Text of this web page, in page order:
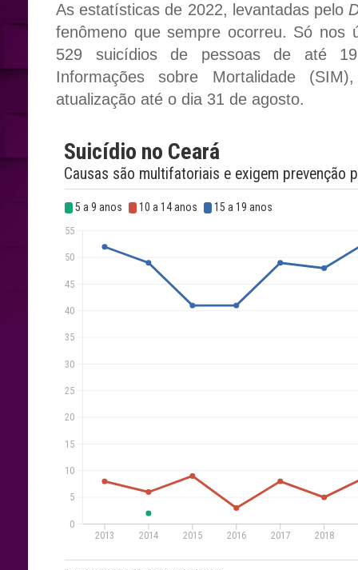
As estatísticas de 2022, levantadas pelo
fenômeno que sempre ocorreu. Só nos
529 suicídios de pessoas de até
Informações sobre Mortalidade
atualização até o dia 31 de agosto.